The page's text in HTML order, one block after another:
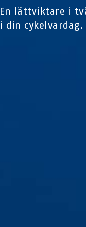
En lättviktare i
i din cykelvardag.